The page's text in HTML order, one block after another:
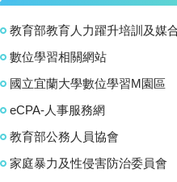
教育部教育人力躍升培訓及媒
數位學習相關網站
國立宜蘭大學數位學習M園區
eCPA-人事服務網
教育部公務人員協會
家庭暴力及性侵害防治委員會